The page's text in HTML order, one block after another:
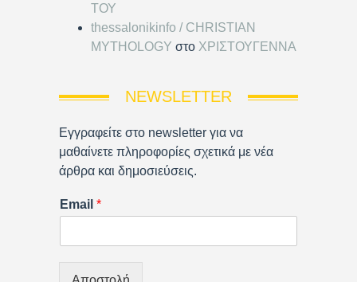
ΤΟΥ
thessalonikinfo / CHRISTIAN
MYTHOLOGY στο ΧΡΙΣΤΟΥΓΕΝΝΑ
NEWSLETTER
Εγγραφείτε στο newsletter για να
μαθαίνετε πληροφορίες σχετικά με νέα
άρθρα και δημοσιεύσεις.
Email *